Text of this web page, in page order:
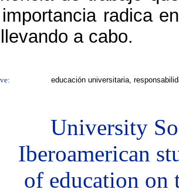
radica
a cabo.
educación universitaria,
University
Iberoamerican
of education on